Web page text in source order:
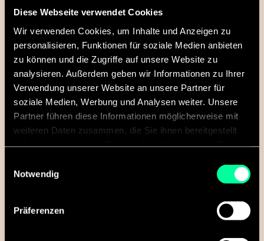
Diese Webseite verwendet Cookies
Wir verwenden Cookies, um Inhalte und Anzeigen zu
personalisieren, Funktionen für soziale Medien anbieten
zu können und die Zugriffe auf unsere Website zu
analysieren. Außerdem geben wir Informationen zu Ihrer
Verwendung unserer Website an unsere Partner für
soziale Medien, Werbung und Analysen weiter. Unsere
Partner führen diese Informationen möglicherweise mit
weiteren Daten zusammen, die Sie ihnen bereitgestellt
Notwendig
Präferenzen
Gemeinsam schaffen wir Podcast-Magie!
Von der Konzeption über das Sound Design
bis zur Aufnahme und Postproduktion – wir
sind die kreativen Köpfe, die Eure Geschichte
zum Leben erwecken. Podcasts sind nicht
nur Unterhaltung, sondern der direkte Draht
zu Eurem begeisterten Publikum. Also:
Kopfhörer aufsetzen, aufnehmen und Eure
der Game-Changer für Eure Botschaft!
LASS UNS SPRECHEN!